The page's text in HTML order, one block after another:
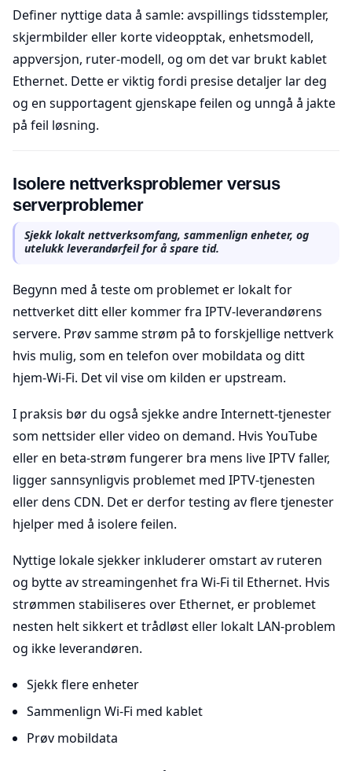
Definer nyttige data å samle: avspillings tidsstempler,
skjermbilder eller korte videopptak, enhetsmodell,
appversjon, ruter-modell, og om det var brukt kablet
Ethernet. Dette er viktig fordi presise detaljer lar deg
og en supportagent gjenskape feilen og unngå å jakte
på feil løsning.
Isolere nettverksproblemer versus
serverproblemer
Sjekk lokalt nettverksomfang, sammenlign enheter, og
utelukk leverandørfeil for å spare tid.
Begynn med å teste om problemet er lokalt for
nettverket ditt eller kommer fra IPTV-leverandørens
servere. Prøv samme strøm på to forskjellige nettverk
hvis mulig, som en telefon over mobildata og ditt
hjem-Wi-Fi. Det vil vise om kilden er upstream.
I praksis bør du også sjekke andre Internett-tjenester
som nettsider eller video on demand. Hvis YouTube
eller en beta-strøm fungerer bra mens live IPTV faller,
ligger sannsynligvis problemet med IPTV-tjenesten
eller dens CDN. Det er derfor testing av flere tjenester
hjelper med å isolere feilen.
Nyttige lokale sjekker inkluderer omstart av ruteren
og bytte av streamingenhet fra Wi-Fi til Ethernet. Hvis
strømmen stabiliseres over Ethernet, er problemet
nesten helt sikkert et trådløst eller lokalt LAN-problem
og ikke leverandøren.
Sjekk flere enheter
Sammenlign Wi-Fi med kablet
Prøv mobildata